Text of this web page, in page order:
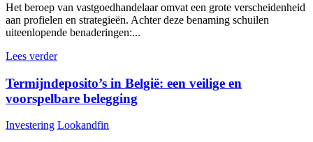
Het beroep van vastgoedhandelaar omvat een grote verscheidenheid
aan profielen en strategieën. Achter deze benaming schuilen
uiteenlopende benaderingen:...
Lees verder
Termijndeposito’s in België: een veilige en
voorspelbare belegging
Investering Lookandfin